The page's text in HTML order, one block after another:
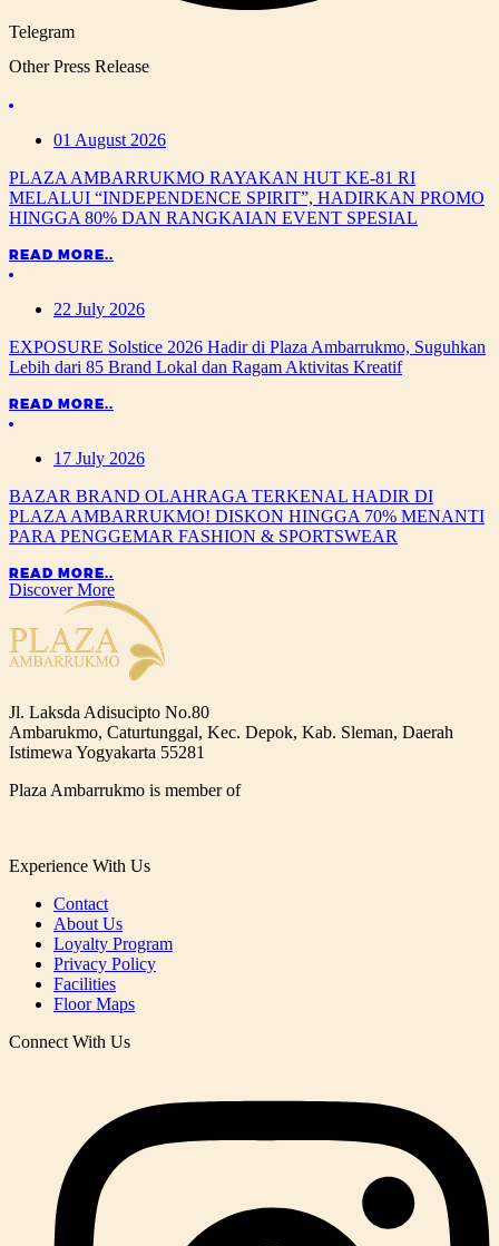
Telegram
Other Press Release
01 August 2026
PLAZA AMBARRUKMO RAYAKAN HUT KE-81 RI
MELALUI “INDEPENDENCE SPIRIT”, HADIRKAN PROMO
HINGGA 80% DAN RANGKAIAN EVENT SPESIAL
READ MORE..
22 July 2026
EXPOSURE Solstice 2026 Hadir di Plaza Ambarrukmo, Suguhkan
Lebih dari 85 Brand Lokal dan Ragam Aktivitas Kreatif
READ MORE..
17 July 2026
BAZAR BRAND OLAHRAGA TERKENAL HADIR DI
PLAZA AMBARRUKMO! DISKON HINGGA 70% MENANTI
PARA PENGGEMAR FASHION & SPORTSWEAR
READ MORE..
Discover More
Jl. Laksda Adisucipto No.80
Ambarukmo, Caturtunggal, Kec. Depok, Kab. Sleman, Daerah
Istimewa Yogyakarta 55281
Plaza Ambarrukmo is member of
Experience With Us
Contact
About Us
Loyalty Program
Privacy Policy
Facilities
Floor Maps
Connect With Us